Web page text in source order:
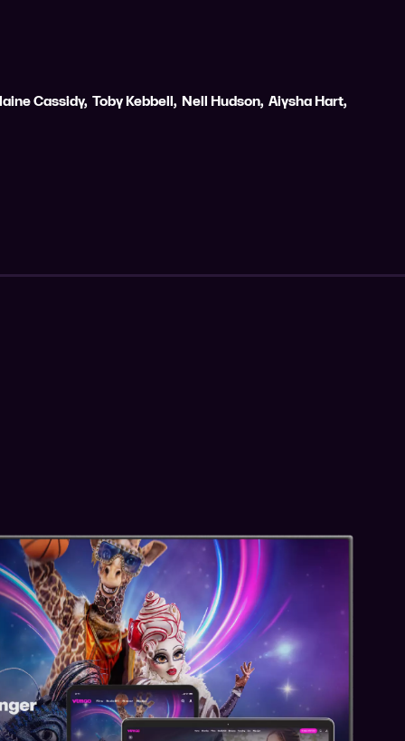
Cassidy, Toby Kebbell, Nell Hudson, Aiysha Hart,